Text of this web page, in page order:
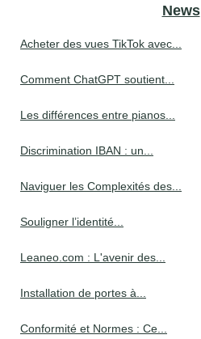
News
Acheter des vues TikTok avec...
Comment ChatGPT soutient...
Les différences entre pianos...
Discrimination IBAN : un...
Naviguer les Complexités des...
Souligner l’identité...
Leaneo.com : L'avenir des...
Installation de portes à...
Conformité et Normes : Ce...